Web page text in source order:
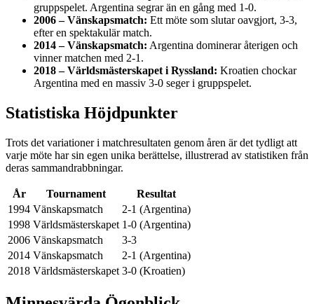
gruppspelet. Argentina segrar än en gång med 1-0.
2006 – Vänskapsmatch: Ett möte som slutar oavgjort, 3-3,
efter en spektakulär match.
2014 – Vänskapsmatch: Argentina dominerar återigen och
vinner matchen med 2-1.
2018 – Världsmästerskapet i Ryssland: Kroatien chockar
Argentina med en massiv 3-0 seger i gruppspelet.
Statistiska Höjdpunkter
Trots det variationer i matchresultaten genom åren är det tydligt att
varje möte har sin egen unika berättelse, illustrerad av statistiken från
deras sammandrabbningar.
År Tournament
Resultat
1994 Vänskapsmatch
2-1 (Argentina)
1998 Världsmästerskapet 1-0 (Argentina)
2006 Vänskapsmatch
3-3
2014 Vänskapsmatch
2-1 (Argentina)
2018 Världsmästerskapet 3-0 (Kroatien)